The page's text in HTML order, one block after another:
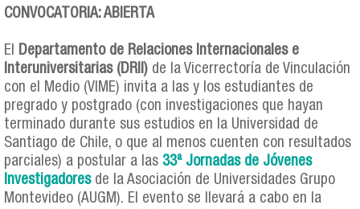
CONVOCATORIA: ABIERTA
El Departamento de Relaciones Internacionales e
Interuniversitarias (DRII) de la Vicerrectoría de Vinculación
con el Medio (VIME) invita a las y los estudiantes de
pregrado y postgrado (con investigaciones que hayan
terminado durante sus estudios en la Universidad de
Santiago de Chile, o que al menos cuenten con resultados
parciales) a postular a las 33ª Jornadas de Jóvenes
Investigadoresde la Asociación de Universidades Grupo
Montevideo (AUGM). El evento se llevará a cabo en la